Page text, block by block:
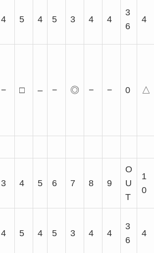
4 5 4 5 3 4 4
3
6
4
− □ – − ◎ − − 0 △
3 4 5 6 7 8 9
O
U
T
1
0
4 5 4 5 3 4 4
3
6
4